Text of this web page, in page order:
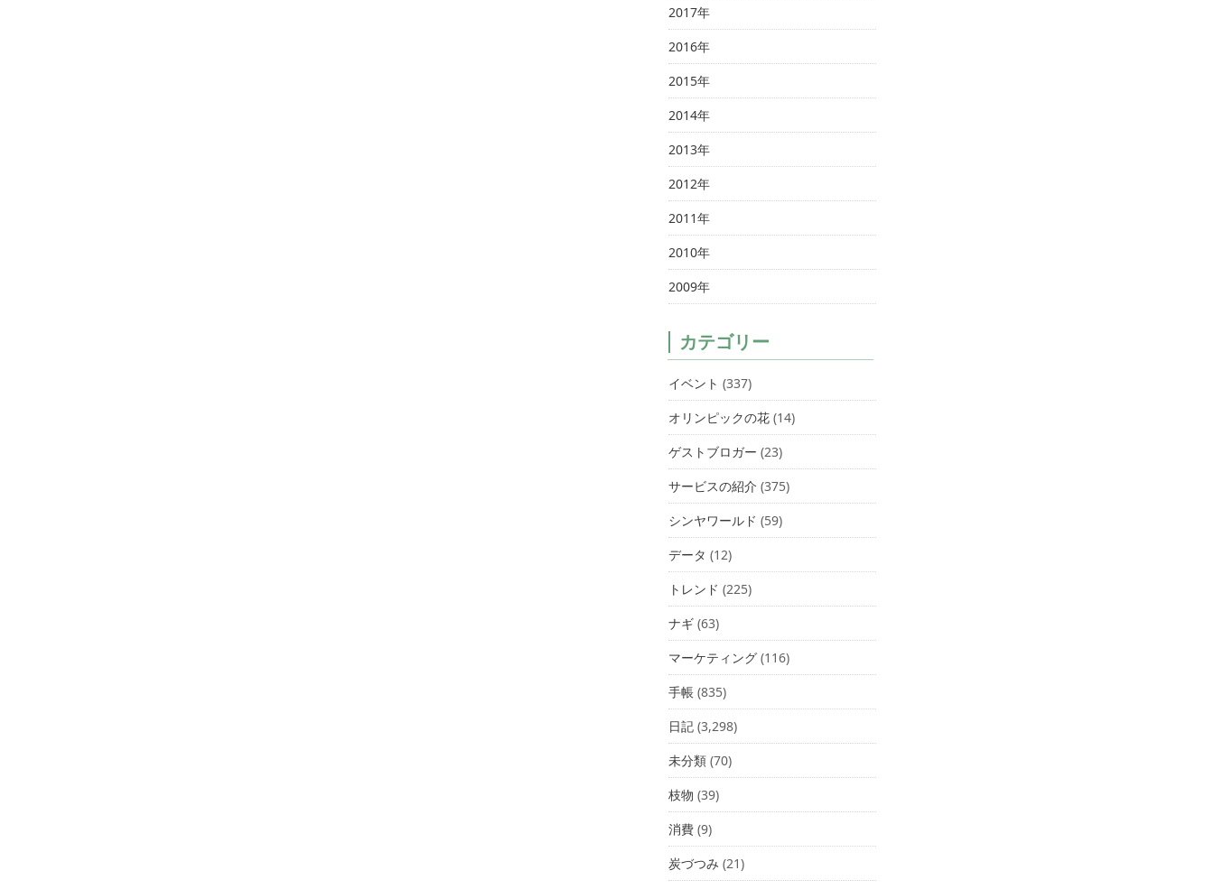
2017年
2016年
2015年
2014年
2013年
2012年
2011年
2010年
2009年
カテゴリー
イベント (337)
オリンピックの花 (14)
ゲストブロガー (23)
サービスの紹介 (375)
シンヤワールド (59)
データ (12)
トレンド (225)
ナギ (63)
マーケティング (116)
手帳 (835)
日記 (3,298)
未分類 (70)
枝物 (39)
消費 (9)
炭づつみ (21)